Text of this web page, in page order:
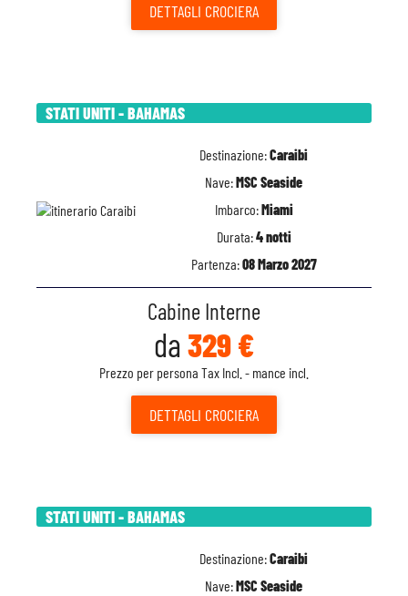
DETTAGLI CROCIERA
STATI UNITI - BAHAMAS
Destinazione:Caraibi
Nave:MSC Seaside
Imbarco:Miami
Durata:4 notti
Partenza:08 Marzo 2027
Cabine Interne
da 329 €
Prezzo per persona Tax Incl. - mance incl.
DETTAGLI CROCIERA
STATI UNITI - BAHAMAS
Destinazione:Caraibi
Nave:MSC Seaside